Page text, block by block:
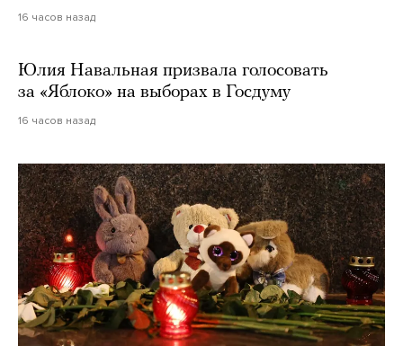
16 часов назад
Юлия Навальная призвала голосовать
за «Яблоко» на выборах в Госдуму
16 часов назад